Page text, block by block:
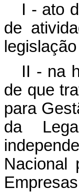
I - ato
de
II - na
de que
para
da
Nacional